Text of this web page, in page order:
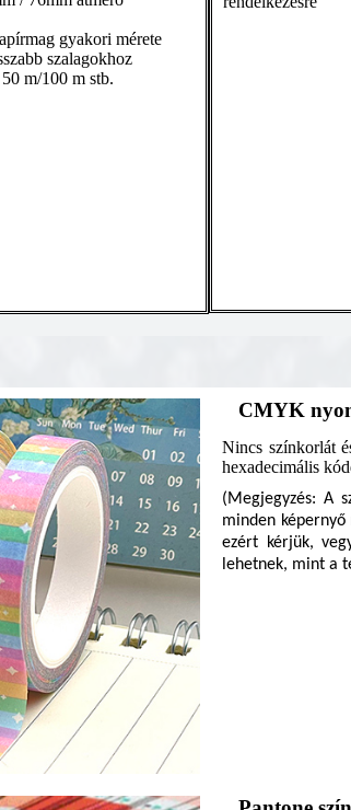
gyakori mérete
szalagokhoz
m/100 m stb.
CMYK
Nincs színkorlát
hexadecimális
(Megjegyzés: A
minden
ezért kérjük,
lehetnek, mint a